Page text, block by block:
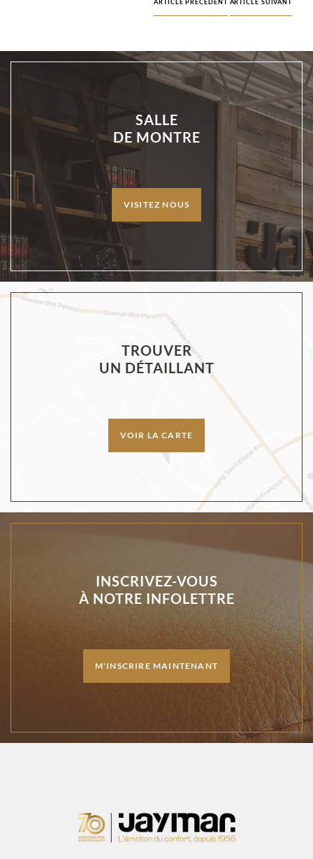
SALLE
DE MONTRE
VISITEZ NOUS
TROUVER
UN DÉTAILLANT
VOIR LA CARTE
INSCRIVEZ-VOUS
À NOTRE INFOLETTRE
M'INSCRIRE MAINTENANT